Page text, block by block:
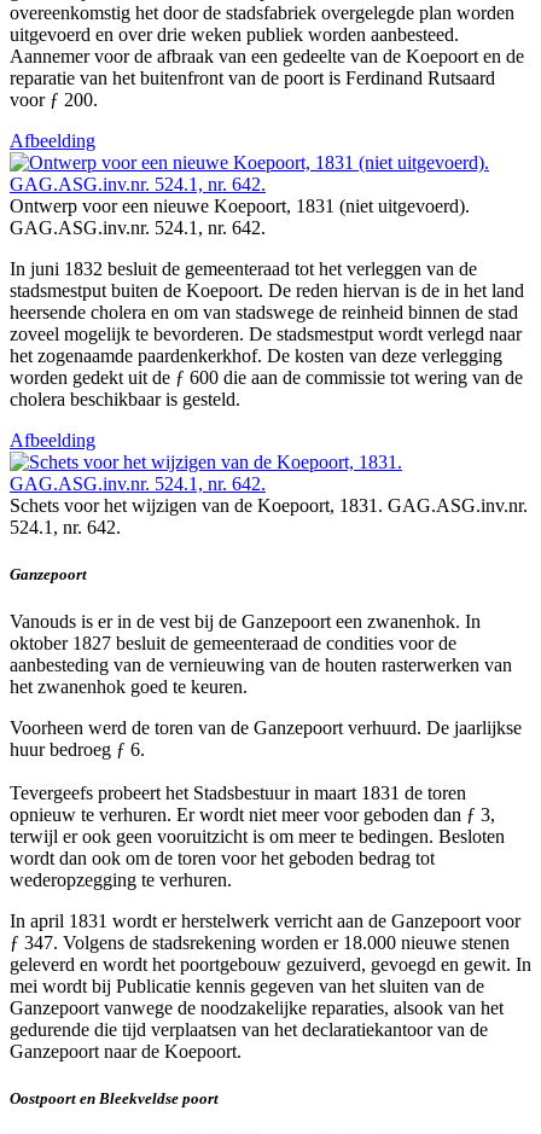
overeenkomstig het door de stadsfabriek overgelegde plan worden
uitgevoerd en over drie weken publiek worden aanbesteed.
Aannemer voor de afbraak van een gedeelte van de Koepoort en de
reparatie van het buitenfront van de poort is Ferdinand Rutsaard
voor ƒ 200.
Afbeelding
Ontwerp voor een nieuwe Koepoort, 1831 (niet uitgevoerd).
GAG.ASG.inv.nr. 524.1, nr. 642.
In juni 1832 besluit de gemeenteraad tot het verleggen van de
stadsmestput buiten de Koepoort. De reden hiervan is de in het land
heersende cholera en om van stadswege de reinheid binnen de stad
zoveel mogelijk te bevorderen. De stadsmestput wordt verlegd naar
het zogenaamde paardenkerkhof. De kosten van deze verlegging
worden gedekt uit de ƒ 600 die aan de commissie tot wering van de
cholera beschikbaar is gesteld.
Afbeelding
Schets voor het wijzigen van de Koepoort, 1831. GAG.ASG.inv.nr.
524.1, nr. 642.
Ganzepoort
Vanouds is er in de vest bij de Ganzepoort een zwanenhok. In
oktober 1827 besluit de gemeenteraad de condities voor de
aanbesteding van de vernieuwing van de houten rasterwerken van
het zwanenhok goed te keuren.
Voorheen werd de toren van de Ganzepoort verhuurd. De jaarlijkse
huur bedroeg ƒ 6.
Tevergeefs probeert het Stadsbestuur in maart 1831 de toren
opnieuw te verhuren. Er wordt niet meer voor geboden dan ƒ 3,
terwijl er ook geen vooruitzicht is om meer te bedingen. Besloten
wordt dan ook om de toren voor het geboden bedrag tot
wederopzegging te verhuren.
In april 1831 wordt er herstelwerk verricht aan de Ganzepoort voor
ƒ 347. Volgens de stadsrekening worden er 18.000 nieuwe stenen
geleverd en wordt het poortgebouw gezuiverd, gevoegd en gewit. In
mei wordt bij Publicatie kennis gegeven van het sluiten van de
Ganzepoort vanwege de noodzakelijke reparaties, alsook van het
gedurende die tijd verplaatsen van het declaratiekantoor van de
Ganzepoort naar de Koepoort.
Oostpoort en Bleekveldse poort